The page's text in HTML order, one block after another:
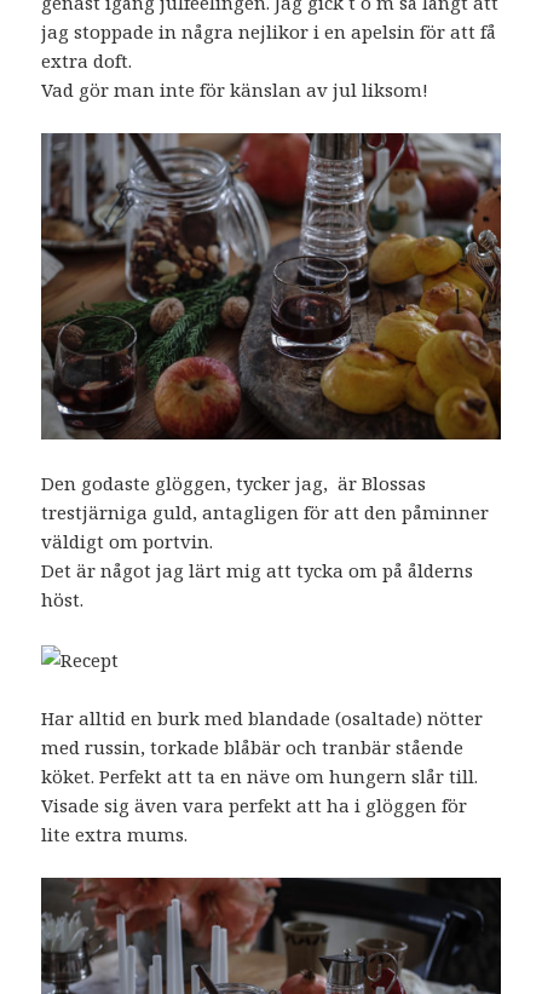
jag stoppade in några nejlikor i en apelsin för att få
extra doft.
Vad gör man inte för känslan av jul liksom!
Den godaste glöggen, tycker jag, är Blossas
trestjärniga guld, antagligen för att den påminner
väldigt om portvin.
Det är något jag lärt mig att tycka om på ålderns
höst.
Har alltid en burk med blandade (osaltade) nötter
med russin, torkade blåbär och tranbär stående
köket. Perfekt att ta en näve om hungern slår till.
Visade sig även vara perfekt att ha i glöggen för
lite extra mums.